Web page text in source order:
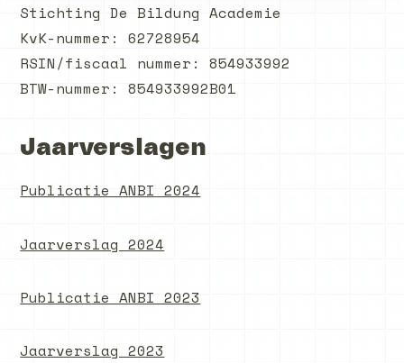
Stichting De Bildung Academie
KvK-nummer: 62728954
RSIN/fiscaal nummer: 854933992
BTW-nummer: 854933992B01
Jaarverslagen
Publicatie ANBI 2024
Jaarverslag 2024
Publicatie ANBI 2023
Jaarverslag 2023